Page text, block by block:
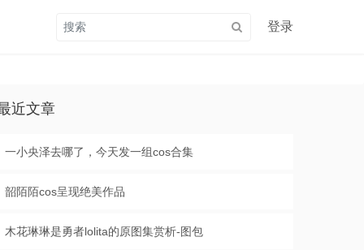
登录
近文章
一小央泽去哪了，今天发一组cos合集
韶陌陌cos呈现绝美作品
木花琳琳是勇者lolita的原图集赏析-图包